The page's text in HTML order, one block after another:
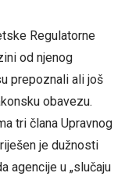
Regulatorne
od njenog
prepoznali ali još
obavezu.
tri člana Upravnog
je dužnosti
agencije u „slučaju